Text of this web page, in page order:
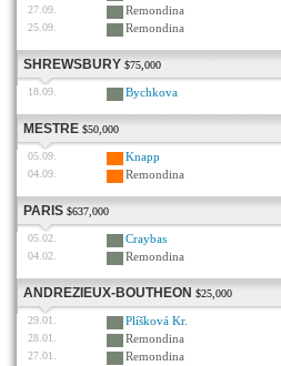
27.09. Remondina
25.09. Remondina
SHREWSBURY $75,000
18.09. Bychkova
MESTRE $50,000
05.09. Knapp
04.09. Remondina
PARIS $637,000
05.02. Craybas
04.02. Remondina
ANDREZIEUX-BOUTHEON $25,000
29.01. Plíšková Kr.
28.01. Remondina
27.01. Remondina